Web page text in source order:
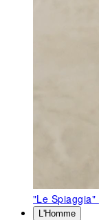
"Le Spiaggia"
L'Homme